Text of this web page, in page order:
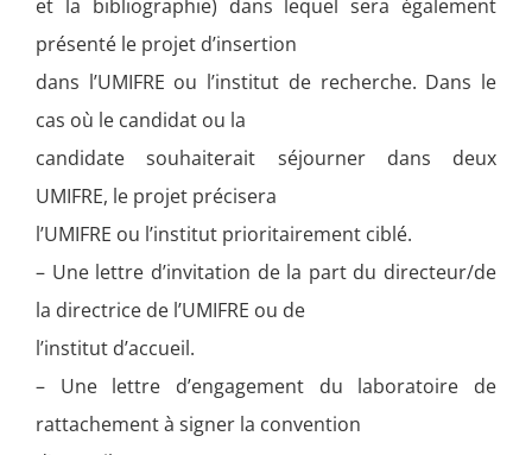
et la bibliographie) dans lequel sera également
présenté le projet d’insertion
dans l’UMIFRE ou l’institut de recherche. Dans le
cas où le candidat ou la
candidate souhaiterait séjourner dans deux
UMIFRE, le projet précisera
l’UMIFRE ou l’institut prioritairement ciblé.
– Une lettre d’invitation de la part du directeur/de
la directrice de l’UMIFRE ou de
l’institut d’accueil.
– Une lettre d’engagement du laboratoire de
rattachement à signer la convention